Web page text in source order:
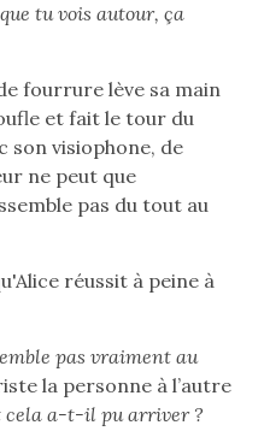
tu vois autour, ça
fourrure lève sa main
et fait le tour du
son visiophone, de
ne peut que
pas du tout au
réussit à peine à
pas vraiment au
la personne à l’autre
cela a-t-il pu arriver ?